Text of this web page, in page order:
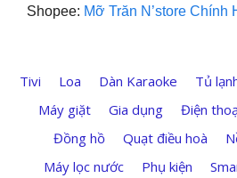
Shopee: Mỡ Trăn N’store Chính
Tivi Loa Dàn Karaoke Tủ
Máy giặt
Gia dụng Điện
Đồng hồ
Quạt điều hoà
Máy lọc nước
Phụ kiện